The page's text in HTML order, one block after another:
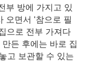
부 방에 가지고 있
오면서 '참으로 필
으로 전부 가져다
든 후에는 바로 집
고 보관할 수 있는